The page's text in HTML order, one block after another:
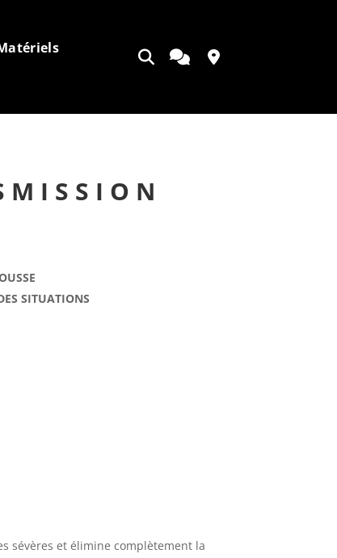
OuvrirAppelerContact
SITUATIONS
sévères et élimine complètement la